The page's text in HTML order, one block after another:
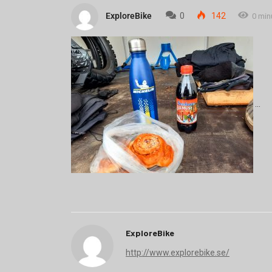
ExploreBike 0 142 0
ExploreBike
http://www.explorebike.se/